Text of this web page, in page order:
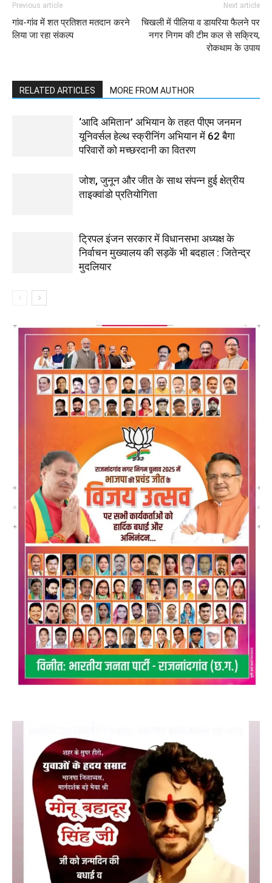
Previous article
गांव-गांव में शत प्रतिशत मतदान करने
लिया जा रहा संकल्प
Next article
चिखली में पीलिया व डायरिया फैलने पर
नगर निगम की टीम कल से सक्रिय,
रोकथाम के उपाय
RELATED ARTICLES MORE FROM AUTHOR
‘आदि अमितान’ अभियान के तहत पीएम जनमन
यूनिवर्सल हेल्थ स्क्रीनिंग अभियान में 62 बैगा
परिवारों को मच्छरदानी का वितरण
जोश, जुनून और जीत के साथ संपन्न हुई क्षेत्रीय
ताइक्वांडो प्रतियोगिता
ट्रिपल इंजन सरकार में विधानसभा अध्यक्ष के
निर्वाचन मुख्यालय की सड़कें भी बदहाल : जितेन्द्र
मुदलियार